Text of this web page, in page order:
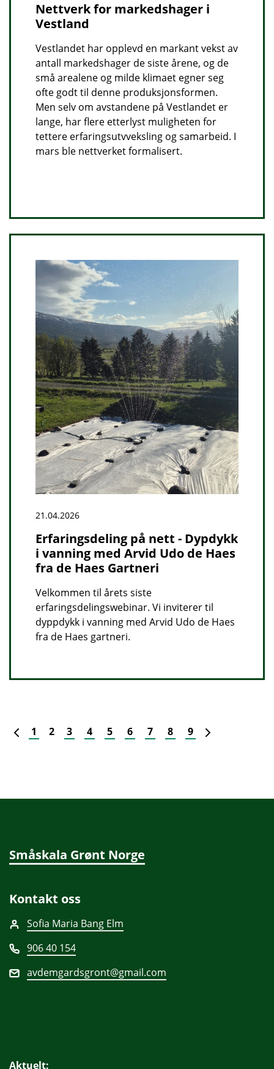
Nettverk for markedshager i
Vestland
Vestlandet har opplevd en markant vekst av
antall markedshager de siste årene, og de
små arealene og milde klimaet egner seg
ofte godt til denne produksjonsformen.
Men selv om avstandene på Vestlandet er
lange, har flere etterlyst muligheten for
tettere erfaringsutvveksling og samarbeid. I
mars ble nettverket formalisert.
21.04.2026
Erfaringsdeling på nett - Dypdykk
i vanning med Arvid Udo de Haes
fra de Haes Gartneri
Velkommen til årets siste
erfaringsdelingswebinar. Vi inviterer til
dyppdykk i vanning med Arvid Udo de Haes
fra de Haes gartneri.
Forrige
1 2 3 4 5 6 7 8 9
Småskala Grønt Norge
Kontakt oss
Sofia Maria Bang Elm
906 40 154
avdemgardsgront@gmail.com
Aktuelt: